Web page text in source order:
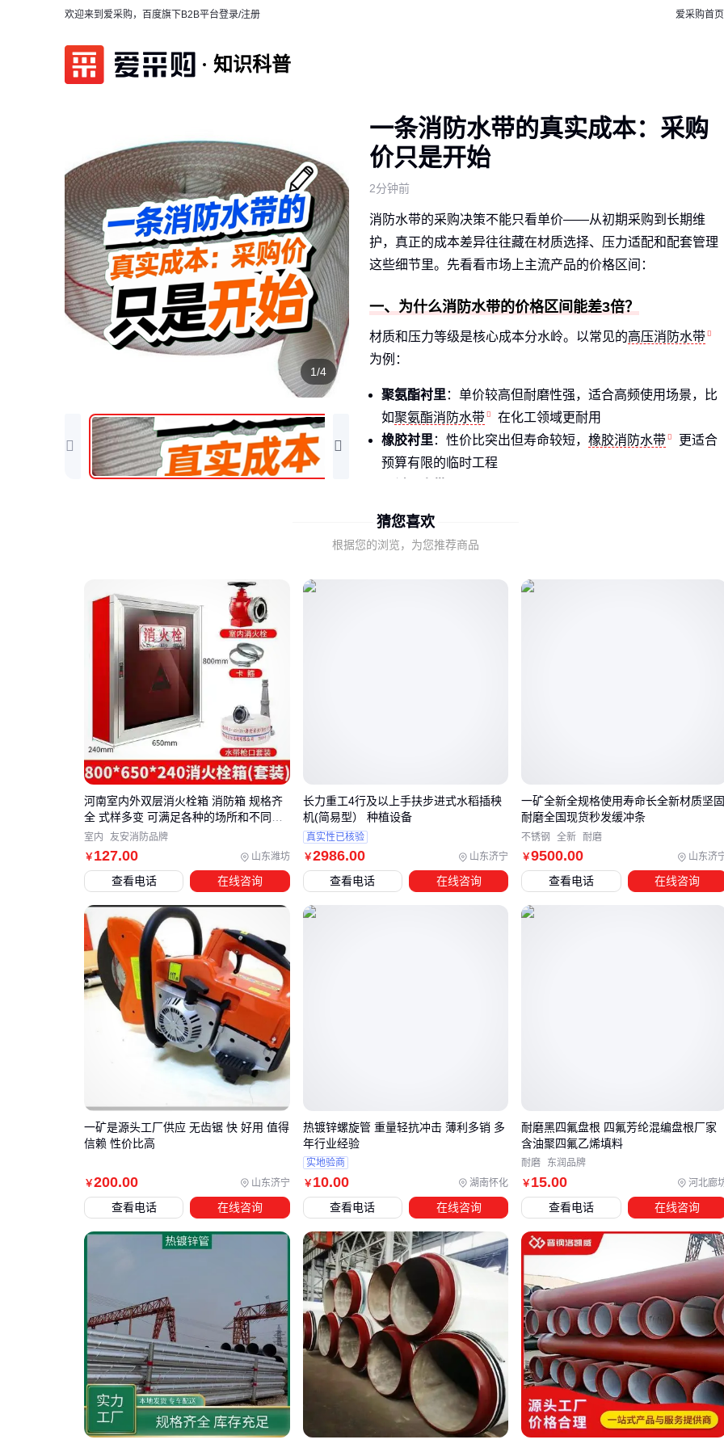
欢迎来到爱采购，百度旗下B2B平台登录/注册 爱采购首页
知识科普
1/4
一条消防水带的真实成本：采购
价只是开始
2分钟前
消防水带的采购决策不能只看单价——从初期采购到长期维
护，真正的成本差异往往藏在材质选择、压力适配和配套管理
这些细节里。先看看市场上主流产品的价格区间：
一、为什么消防水带的价格区间能差3倍？
材质和压力等级是核心成本分水岭。以常见的高压消防水带
为例：
聚氨酯衬里 ：单价较高但耐磨性强，适合高频使用场景，比
如聚氨酯消防水带
在化工领域更耐用
橡胶衬里 ：性价比突出但寿命较短， 橡胶消防水带
更适合
预算有限的临时工程
这个价差区间里比较典型的配置：
实际测试数据显示，同等使用条件下：
聚氨酯水带寿命通常是橡胶的2-3倍
橡胶水带在油污环境中更容易老化
森林消防
聚氨酯森林消防水带
的轻量化设计更便携
40mm以上口径保证水流覆盖
配套
消防泡沫系统 增强灭火效果
商业建筑
中等压力消防喷淋系统
25-30米长度适合楼层布局
卷盘式收纳节省空间
特殊场景的替代方案：
结论：买错规格会导致水流不足或资源浪费 💦 先测量最远灭火
距离再定长度
四、水带买回来才发现缺了这些配件？
猜您喜欢
根据您的浏览，为您推荐商品
￥ 127.00 山东潍坊
河南室内外双层消火栓箱 消防箱 规格齐
全 式样多变 可满足各种的场所和不同的
装修要求
室内 友安消防品牌
查看电话 在线咨询
￥2986.00 山东济宁
长力重工4行及以上手扶步进式水稻插秧
机(简易型） 种植设备
真实性已核验
查看电话 在线咨询
￥9500.00 山东济
一矿全新全规格使用寿命长全新材质坚固
耐磨全国现货秒发缓冲条
不锈钢 全新 耐磨
查看电话 在线咨询
￥200.00 山东济宁
一矿是源头工厂供应 无齿锯 快 好用 值得
信赖 性价比高
查看电话 在线咨询
￥ 10.00 湖南怀化
热镀锌螺旋管 重量轻抗冲击 薄利多销 多
年行业经验
实地验商
查看电话 在线咨询
￥ 15.00 河北廊
耐磨黑四氟盘根 四氟芳纶混编盘根厂家
含油聚四氟乙烯填料
耐磨 东润品牌
查看电话 在线咨询